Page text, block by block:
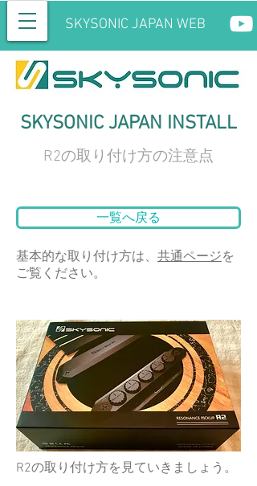
SKYSONIC JAPAN WEB
SKYSONIC JAPAN INSTALL
R2の取り付け方の注意点
一覧へ戻る
​基本的な取り付け方は、 共通ページを
ご覧ください。
R2の取り付け方を見ていきましょう。